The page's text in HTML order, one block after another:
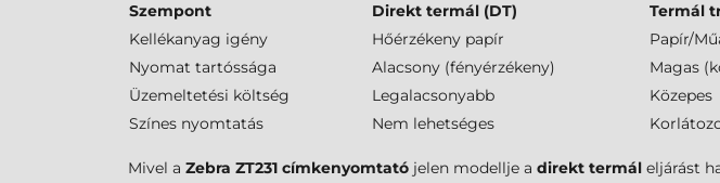
Szempont Direkt termál (DT) Termál
Kellékanyag igény
Hőérzékeny papír Papír/
Nyomat tartóssága
Alacsony (fényérzékeny) Magas
Üzemeltetési költség
Legalacsonyabb Közepes
Színes nyomtatás
Nem lehetséges
Mivel a Zebra ZT231 címkenyomtató jelen modellje a direkt termál eljárást